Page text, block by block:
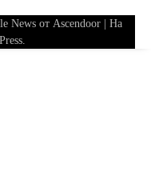
News от Ascendoor| На
.